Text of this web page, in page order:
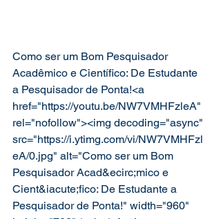
Como ser um Bom Pesquisador
Acadêmico e Científico: De Estudante
a Pesquisador de Ponta!<a
href="https://youtu.be/NW7VMHFzleA"
rel="nofollow"><img decoding="async"
src="https://i.ytimg.com/vi/NW7VMHFzl
eA/0.jpg" alt="Como ser um Bom
Pesquisador Acad&ecirc;mico e
Cient&iacute;fico: De Estudante a
Pesquisador de Ponta!" width="960"